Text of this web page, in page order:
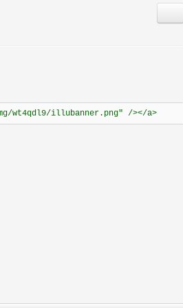
wt4qdl9/illubanner.png" /></a>